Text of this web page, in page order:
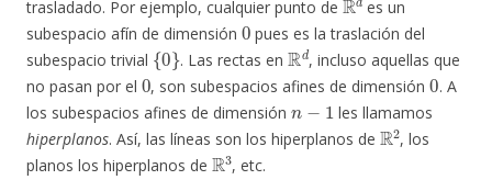
trasladado. Por ejemplo, cualquier punto de
es un
subespacio afín de dimensión
0
pues es la traslación del
subespacio trivial
{0}
. Las rectas en
Rd
, incluso aquellas que
no pasan por el
0
, son subespacios afines de dimensión
0
. A
los subespacios afines de dimensión
n−1
les llamamos
hiperplanos. Así, las líneas son los hiperplanos de
R2
, los
planos los hiperplanos de
R3
, etc.